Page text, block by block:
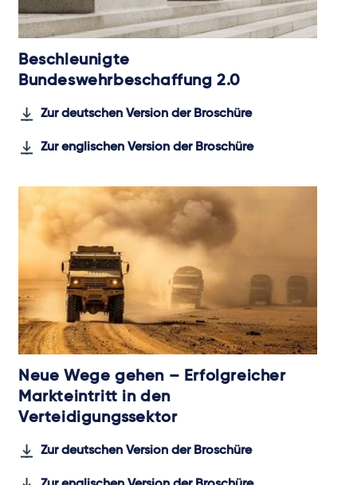
Beschleunigte
Bundeswehrbeschaffung 2.0
Zur deutschen Version der Broschüre
Zur englischen Version der Broschüre
Neue Wege gehen – Erfolgreicher
Markteintritt in den
Verteidigungssektor
Zur deutschen Version der Broschüre